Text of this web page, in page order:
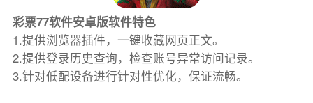
彩票77软件安卓版软件特色
1.提供浏览器插件，一键收藏网页正文。
2.提供登录历史查询，检查账号异常访问记录。
3.针对低配设备进行针对性优化，保证流畅。